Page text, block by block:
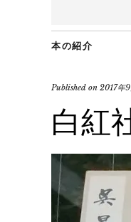
本の紹介
Published on 2017年
白紅